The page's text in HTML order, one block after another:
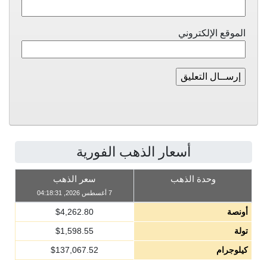
الموقع الإلكتروني
أسعار الذهب الفورية
وحدة الذهب سعر الذهب
7 أغسطس 2026, 04:18:31
أونصة $4,262.80
تولة
$1,598.55
كيلوجرام
$137,067.52